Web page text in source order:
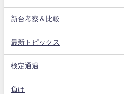
新台考察＆比較
最新トピックス
検定通過
負け